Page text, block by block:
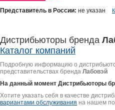
Представитель в России: не указан
Дистрибьюторы бренда
Каталог компаний
Подробную информацию о
представительствах бренда Лабовэй
На данный момент Дистрибьюторы
Хотите указать себя в качестве
вариантами обслуживания на нашем